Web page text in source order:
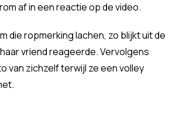
af in een reactie op de video.
die ropmerking lachen, zo blijkt uit de
vriend reageerde. Vervolgens
van zichzelf terwijl ze een volley